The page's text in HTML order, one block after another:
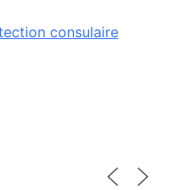
consulaire